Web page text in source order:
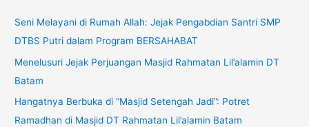
Seni Melayani di Rumah Allah: Jejak Pengabdian Santri SMP
DTBS Putri dalam Program BERSAHABAT
Menelusuri Jejak Perjuangan Masjid Rahmatan Lil’alamin DT
Batam
Hangatnya Berbuka di “Masjid Setengah Jadi”: Potret
Ramadhan di Masjid DT Rahmatan Lil’alamin Batam